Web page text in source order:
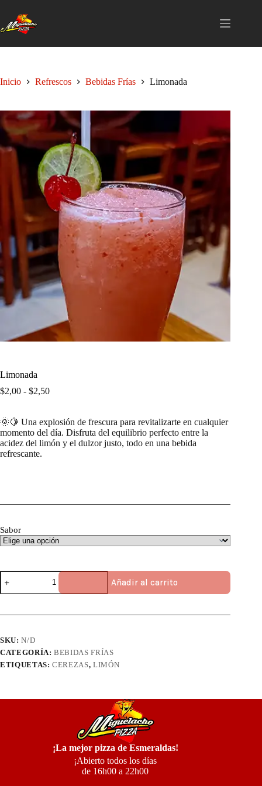
contenido
Inicio Refrescos Bebidas Frías Limonada
Limonada
$2,00 - $2,50Rango
desde
$2,00
hasta
🌞🍋 Una explosión de frescura para revitalizarte en cualquier
momento del día. Disfruta del equilibrio perfecto entre la
acidez del limón y el dulzor justo, todo en una bebida
refrescante.
Sabor
Limonada
cantidad
Añadir al carrito
SKU:N/D
CATEGORÍA:BEBIDAS FRÍAS
ETIQUETAS:CEREZAS,LIMÓN
¡La mejor pizza de Esmeraldas!
¡Abierto todos los días
de 16h00 a 22h00